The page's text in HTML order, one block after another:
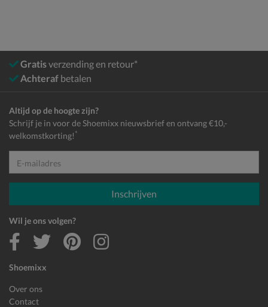
Gratisverzending en retour*
Achteraf betalen
Shoemixx
Over ons
Contact
Altijd op de hoogte zijn?
Schrijf je in voor de Shoemixx nieuwsbrief en ontvang €10,-
welkomstkorting! *
E-mailadres
Inschrijven
Wil je ons volgen?